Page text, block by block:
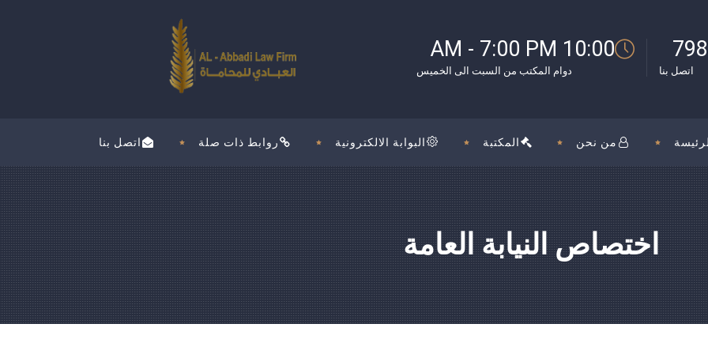
10:00 AM - 7:00 PM
دوام المكتب من السبت الى الخميس اتصل بنا
اتصل بنا روابط ذات صلة البوابة الالكترونية المكتبة من نحن
اختصاص النيابة العامة